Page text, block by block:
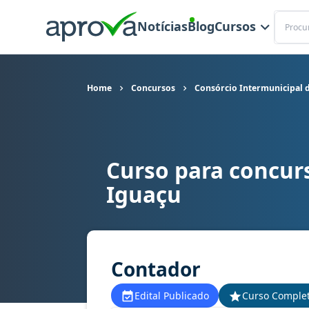
NotíciasBlogCursos
Buscar
Home Concursos Consórcio Intermunicipal
Curso para concurso CISVALI (PR) -
Curso para
Iguaçu
Contador
Edital Publicado Curso